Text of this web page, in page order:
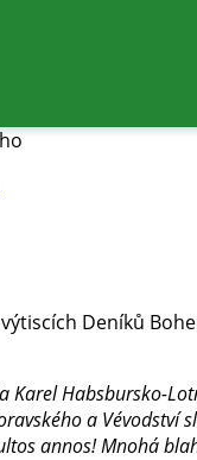
Deníků
Karel Habsbursko-
a Vévodství
annos! Mnohá